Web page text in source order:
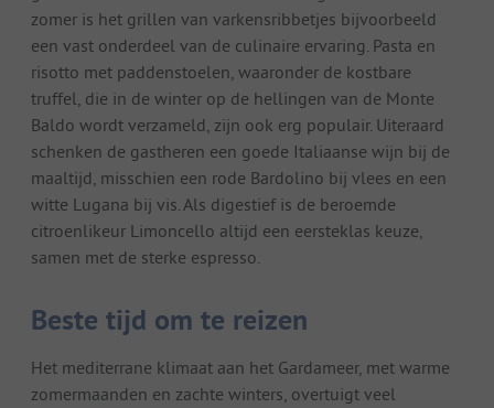
zomer is het grillen van varkensribbetjes bijvoorbeeld
een vast onderdeel van de culinaire ervaring. Pasta en
risotto met paddenstoelen, waaronder de kostbare
truffel, die in de winter op de hellingen van de Monte
Baldo wordt verzameld, zijn ook erg populair. Uiteraard
schenken de gastheren een goede Italiaanse wijn bij de
maaltijd, misschien een rode Bardolino bij vlees en een
witte Lugana bij vis. Als digestief is de beroemde
citroenlikeur Limoncello altijd een eersteklas keuze,
samen met de sterke espresso.
Beste tijd om te reizen
Het mediterrane klimaat aan het Gardameer, met warme
zomermaanden en zachte winters, overtuigt veel